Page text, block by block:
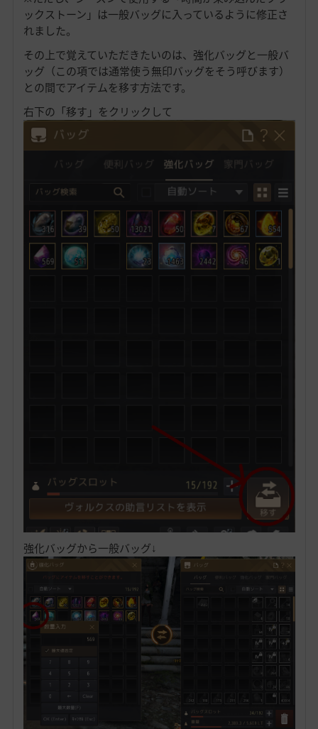
ックストーン」は一般バッグに入っているように修正さ
れました。
その上で覚えていただきたいのは、強化バッグと一般バ
ッグ（この項では通常使う無印バッグをそう呼びます）
との間でアイテムを移す方法です。
右下の「移す」をクリックして
強化バッグから一般バッグ↓